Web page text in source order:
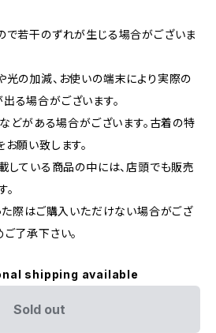
で若干のずれが生じる場合がございま
光の加減、お使いの端末により実際の
る場合がございます。
どがある場合がございます。古着の特
願い致します。
している商品の中には、店頭でも販売
際はご購入いただけない場合がござ
了承下さい。
shipping available
Sold out